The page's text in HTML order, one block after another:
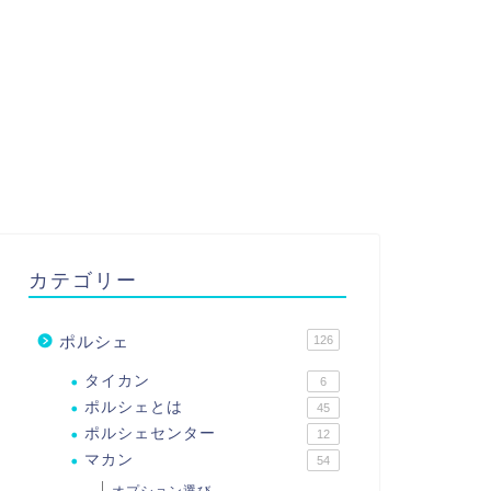
カテゴリー
ポルシェ 126
タイカン 6
ポルシェとは 45
ポルシェセンター 12
マカン 54